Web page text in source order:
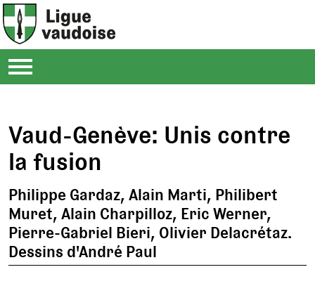
Vaud-Genève: Unis contre
la fusion
Philippe Gardaz, Alain Marti, Philibert
Muret, Alain Charpilloz, Eric Werner,
Pierre-Gabriel Bieri, Olivier Delacrétaz.
Dessins d'André Paul